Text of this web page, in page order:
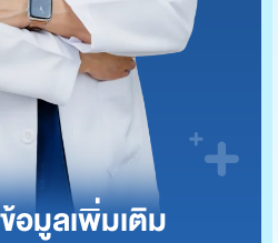
มูลเพิ่มเติม